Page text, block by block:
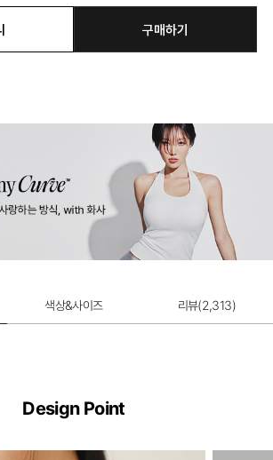
구매하기
색상&사이즈 리뷰(2,313)
Design Point